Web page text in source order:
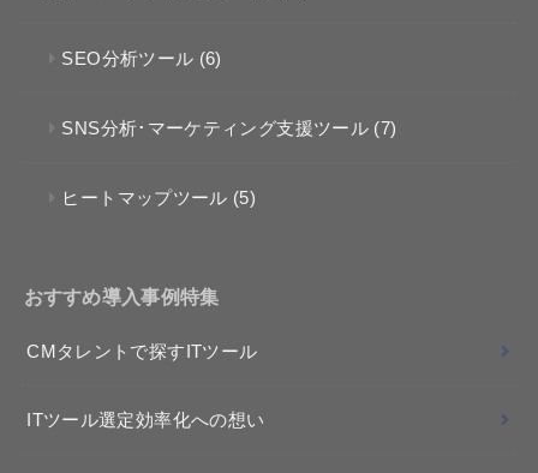
SEO分析ツール (6)
SNS分析･マーケティング支援ツール (7)
ヒートマップツール (5)
おすすめ導入事例特集
CMタレントで探すITツール
ITツール選定効率化への想い